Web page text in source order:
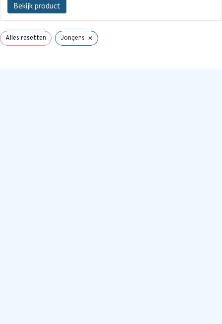
Bekijk product
Alles resetten Jongens ×